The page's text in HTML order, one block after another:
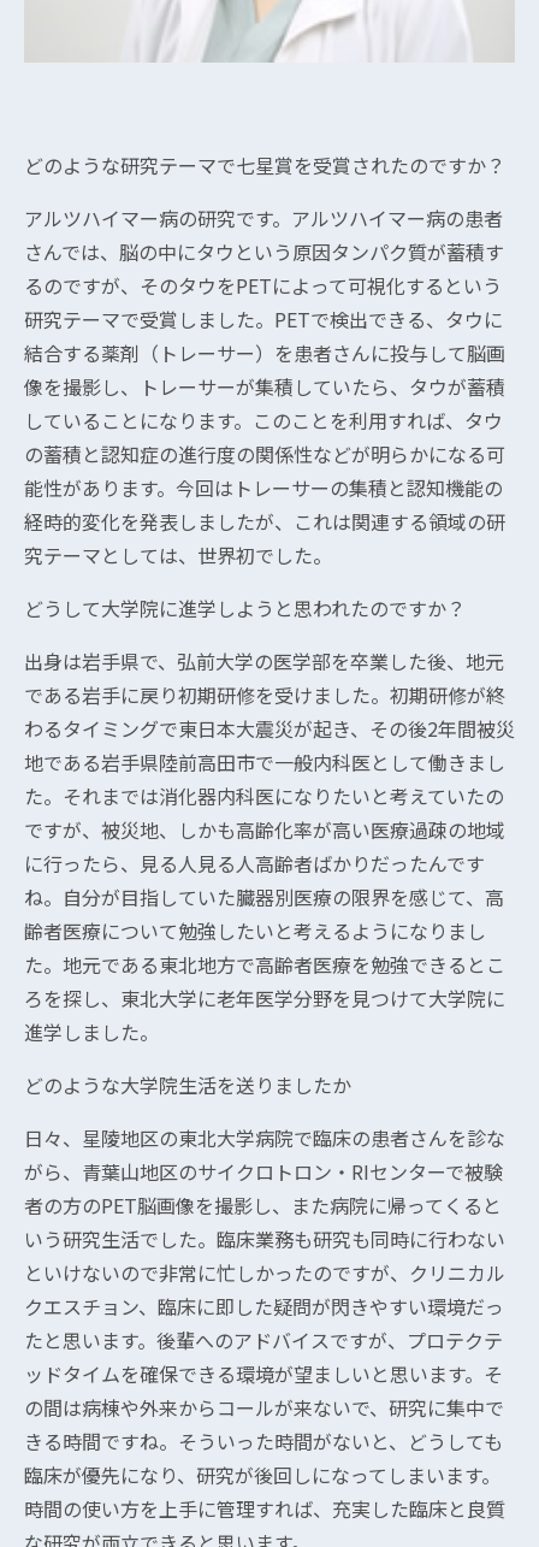
どのような研究テーマで七星賞を受賞されたのですか？
アルツハイマー病の研究です。アルツハイマー病の患者
さんでは、脳の中にタウという原因タンパク質が蓄積す
るのですが、そのタウをPETによって可視化するという
研究テーマで受賞しました。PETで検出できる、タウに
結合する薬剤（トレーサー）を患者さんに投与して脳画
像を撮影し、トレーサーが集積していたら、タウが蓄積
していることになります。このことを利用すれば、タウ
の蓄積と認知症の進行度の関係性などが明らかになる可
能性があります。今回はトレーサーの集積と認知機能の
経時的変化を発表しましたが、これは関連する領域の研
究テーマとしては、世界初でした。
どうして大学院に進学しようと思われたのですか？
出身は岩手県で、弘前大学の医学部を卒業した後、地元
である岩手に戻り初期研修を受けました。初期研修が終
わるタイミングで東日本大震災が起き、その後2年間被災
地である岩手県陸前高田市で一般内科医として働きまし
た。それまでは消化器内科医になりたいと考えていたの
ですが、被災地、しかも高齢化率が高い医療過疎の地域
に行ったら、見る人見る人高齢者ばかりだったんです
ね。自分が目指していた臓器別医療の限界を感じて、高
齢者医療について勉強したいと考えるようになりまし
た。地元である東北地方で高齢者医療を勉強できるとこ
ろを探し、東北大学に老年医学分野を見つけて大学院に
進学しました。
どのような大学院生活を送りましたか
日々、星陵地区の東北大学病院で臨床の患者さんを診な
がら、青葉山地区のサイクロトロン・RIセンターで被験
者の方のPET脳画像を撮影し、また病院に帰ってくると
いう研究生活でした。臨床業務も研究も同時に行わない
といけないので非常に忙しかったのですが、クリニカル
クエスチョン、臨床に即した疑問が閃きやすい環境だっ
たと思います。後輩へのアドバイスですが、プロテクテ
ッドタイムを確保できる環境が望ましいと思います。そ
の間は病棟や外来からコールが来ないで、研究に集中で
きる時間ですね。そういった時間がないと、どうしても
臨床が優先になり、研究が後回しになってしまいます。
時間の使い方を上手に管理すれば、充実した臨床と良質